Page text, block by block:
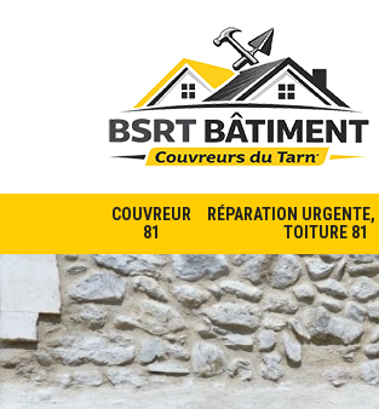
COUVREUR
81
RÉPARATION
TOITURE 81